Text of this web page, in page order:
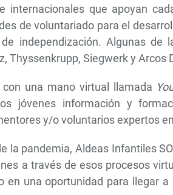
internacionales que apoyan
de voluntariado para el
independización. Algunas de
Thyssenkrupp, Siegwerk y Arcos
una mano virtual llamada
jóvenes información y
y/o voluntarios expertos
la pandemia, Aldeas Infantiles
a través de esos procesos
en una oportunidad para llegar